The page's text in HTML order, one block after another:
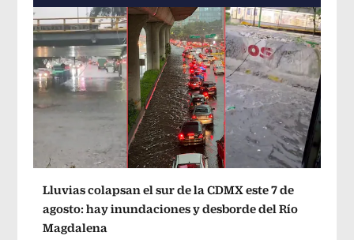
Lluvias colapsan el sur de la CDMX este 7 de
agosto: hay inundaciones y desborde del Río
Magdalena